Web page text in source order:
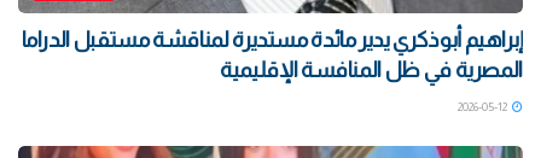
إبراهيم أبوذكري يدير مائدة مستديرة لمناقشة مستقبل الدراما
المصرية في ظل المنافسة الإقليمية